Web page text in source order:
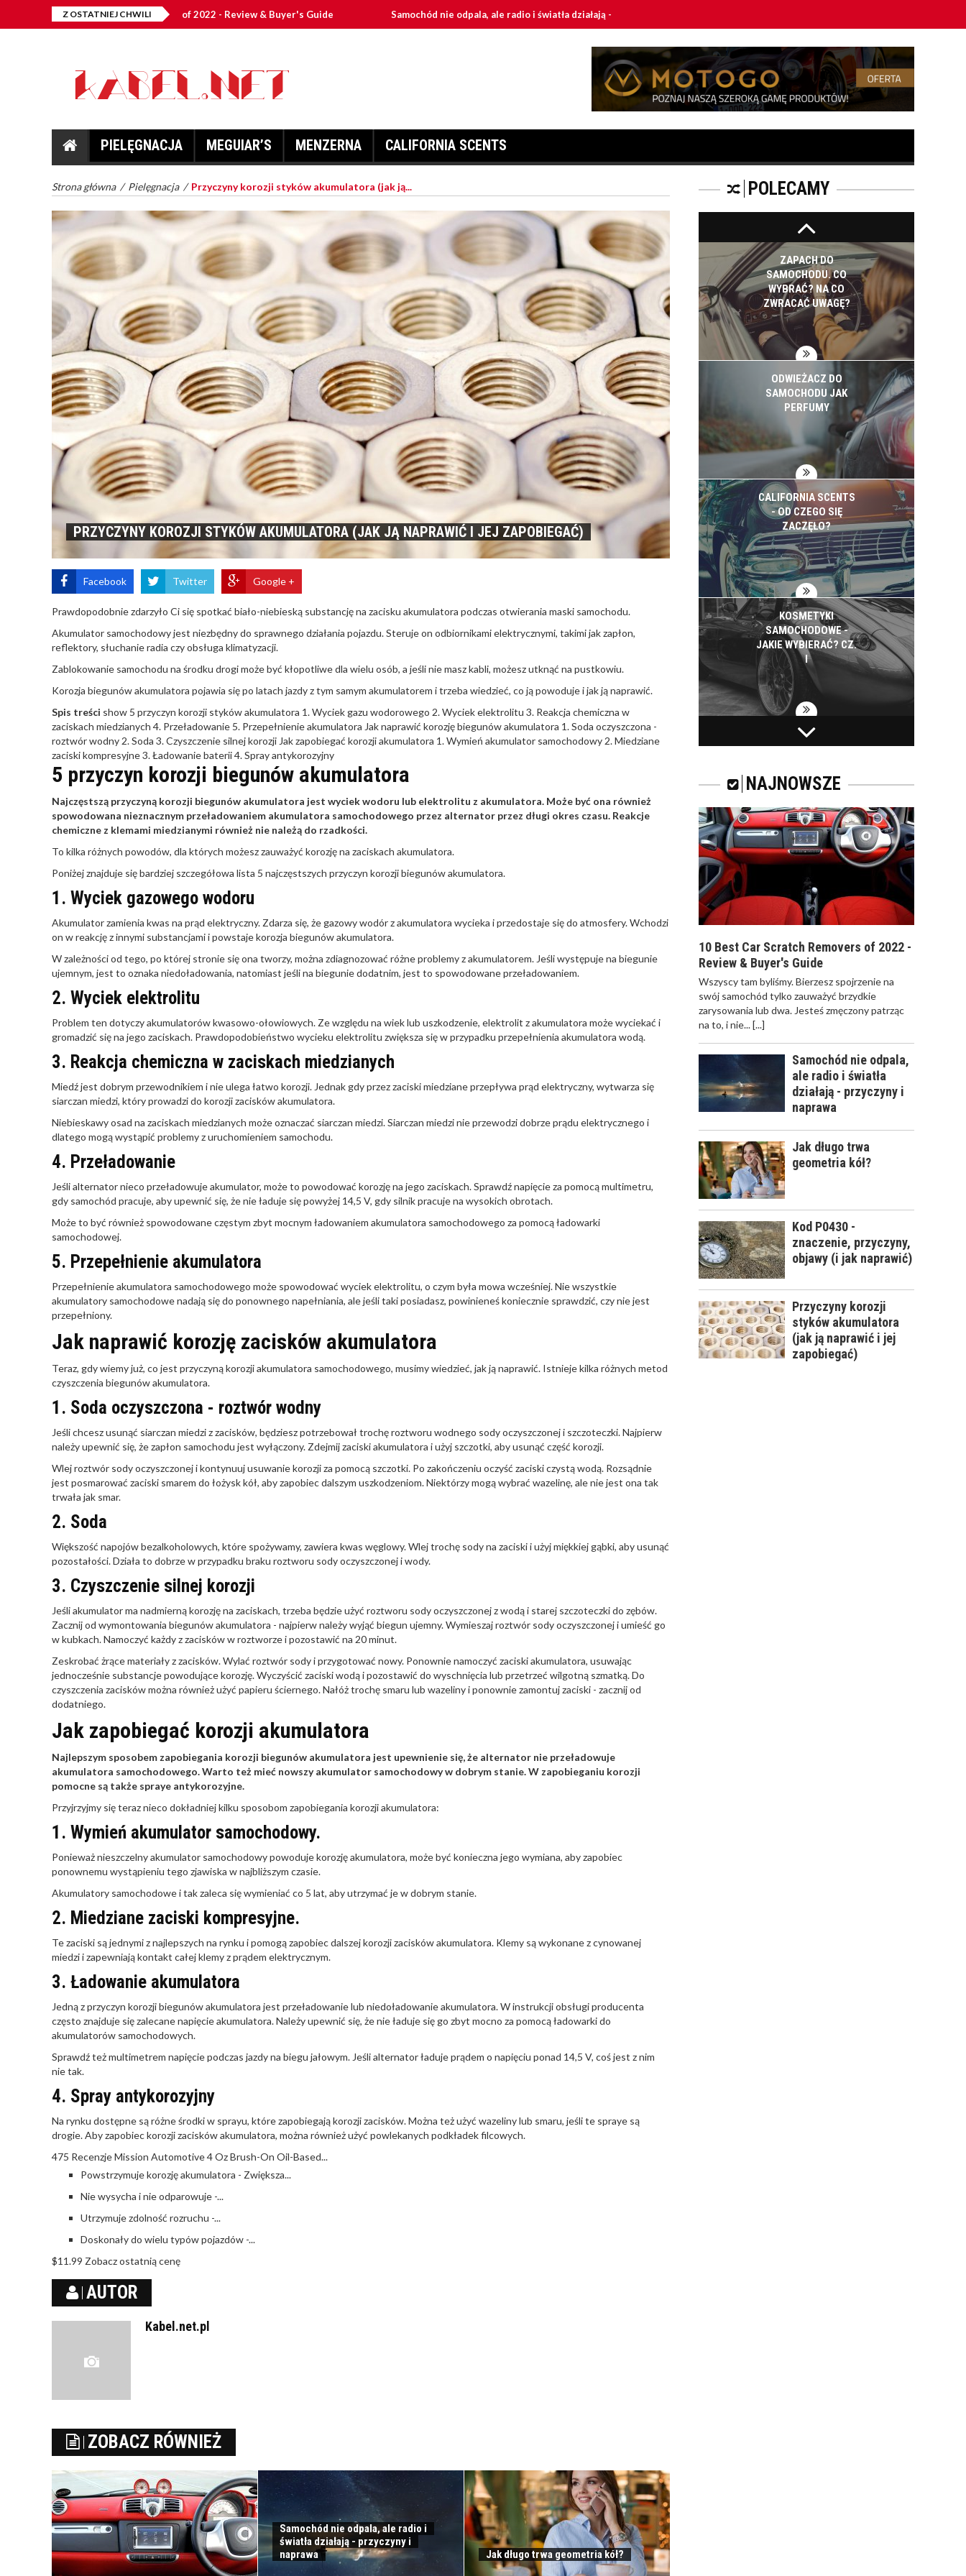
Z OSTATNIEJ CHWILI
Car Scratch Removers of 2022 - Review & Buyer's Guide Samochód nie odpala, ale radio i światła działają - przyczyny i naprawa
PIELĘGNACJA MEGUIAR’S MENZERNA CALIFORNIA SCENTS
Strona główna / Pielęgnacja / Przyczyny korozji styków akumulatora (jak ją...
PRZYCZYNY KOROZJI STYKÓW AKUMULATORA (JAK JĄ NAPRAWIĆ I JEJ ZAPOBIEGAĆ)
Facebook Twitter Google +
Prawdopodobnie zdarzyło Ci się spotkać biało-niebieską substancję na zacisku akumulatora podczas otwierania maski samochodu.
Akumulator samochodowy jest niezbędny do sprawnego działania pojazdu. Steruje on odbiornikami elektrycznymi, takimi jak zapłon,
reflektory, słuchanie radia czy obsługa klimatyzacji.
Zablokowanie samochodu na środku drogi może być kłopotliwe dla wielu osób, a jeśli nie masz kabli, możesz utknąć na pustkowiu.
Korozja biegunów akumulatora pojawia się po latach jazdy z tym samym akumulatorem i trzeba wiedzieć, co ją powoduje i jak ją naprawić.
Spis treści show 5 przyczyn korozji styków akumulatora 1. Wyciek gazu wodorowego 2. Wyciek elektrolitu 3. Reakcja chemiczna w
zaciskach miedzianych 4. Przeładowanie 5. Przepełnienie akumulatora Jak naprawić korozję biegunów akumulatora 1. Soda oczyszczona -
roztwór wodny 2. Soda 3. Czyszczenie silnej korozji Jak zapobiegać korozji akumulatora 1. Wymień akumulator samochodowy 2. Miedziane
zaciski kompresyjne3. Ładowanie baterii4. Spray antykorozyjny
5 przyczyn korozji biegunów akumulatora
Najczęstszą przyczyną korozji biegunów akumulatora jest wyciek wodoru lub elektrolitu z akumulatora. Może być ona również
spowodowana nieznacznym przeładowaniem akumulatora samochodowego przez alternator przez długi okres czasu. Reakcje
chemiczne z klemami miedzianymi również nie należą do rzadkości.
To kilka różnych powodów, dla których możesz zauważyć korozję na zaciskach akumulatora.
Poniżej znajduje się bardziej szczegółowa lista 5 najczęstszych przyczyn korozji biegunów akumulatora.
1. Wyciek gazowego wodoru
Akumulator zamienia kwas na prąd elektryczny. Zdarza się, że gazowy wodór z akumulatora wycieka i przedostaje się do atmosfery. Wchodzi
on w reakcję z innymi substancjami i powstaje korozja biegunów akumulatora.
W zależności od tego, po której stronie się ona tworzy, można zdiagnozować różne problemy z akumulatorem. Jeśli występuje na biegunie
ujemnym, jest to oznaka niedoładowania, natomiast jeśli na biegunie dodatnim, jest to spowodowane przeładowaniem.
2. Wyciek elektrolitu
Problem ten dotyczy akumulatorów kwasowo-ołowiowych. Ze względu na wiek lub uszkodzenie, elektrolit z akumulatora może wyciekać i
gromadzić się na jego zaciskach. Prawdopodobieństwo wycieku elektrolitu zwiększa się w przypadku przepełnienia akumulatora wodą.
3. Reakcja chemiczna w zaciskach miedzianych
Miedź jest dobrym przewodnikiem i nie ulega łatwo korozji. Jednak gdy przez zaciski miedziane przepływa prąd elektryczny, wytwarza się
siarczan miedzi, który prowadzi do korozji zacisków akumulatora.
Niebieskawy osad na zaciskach miedzianych może oznaczać siarczan miedzi. Siarczan miedzi nie przewodzi dobrze prądu elektrycznego i
dlatego mogą wystąpić problemy z uruchomieniem samochodu.
4. Przeładowanie
Jeśli alternator nieco przeładowuje akumulator, może to powodować korozję na jego zaciskach. Sprawdź napięcie za pomocą multimetru,
gdy samochód pracuje, aby upewnić się, że nie ładuje się powyżej 14,5 V, gdy silnik pracuje na wysokich obrotach.
Może to być również spowodowane częstym zbyt mocnym ładowaniem akumulatora samochodowego za pomocą ładowarki
samochodowej.
5. Przepełnienie akumulatora
Przepełnienie akumulatora samochodowego może spowodować wyciek elektrolitu, o czym była mowa wcześniej. Nie wszystkie
akumulatory samochodowe nadają się do ponownego napełniania, ale jeśli taki posiadasz, powinieneś koniecznie sprawdzić, czy nie jest
przepełniony.
Jak naprawić korozję zacisków akumulatora
Teraz, gdy wiemy już, co jest przyczyną korozji akumulatora samochodowego, musimy wiedzieć, jak ją naprawić. Istnieje kilka różnych metod
czyszczenia biegunów akumulatora.
1. Soda oczyszczona - roztwór wodny
Jeśli chcesz usunąć siarczan miedzi z zacisków, będziesz potrzebował trochę roztworu wodnego sody oczyszczonej i szczoteczki. Najpierw
należy upewnić się, że zapłon samochodu jest wyłączony. Zdejmij zaciski akumulatora i użyj szczotki, aby usunąć część korozji.
Wlej roztwór sody oczyszczonej i kontynuuj usuwanie korozji za pomocą szczotki. Po zakończeniu oczyść zaciski czystą wodą. Rozsądnie
jest posmarować zaciski smarem do łożysk kół, aby zapobiec dalszym uszkodzeniom. Niektórzy mogą wybrać wazelinę, ale nie jest ona tak
trwała jak smar.
2. Soda
Większość napojów bezalkoholowych, które spożywamy, zawiera kwas węglowy. Wlej trochę sody na zaciski i użyj miękkiej gąbki, aby usunąć
pozostałości. Działa to dobrze w przypadku braku roztworu sody oczyszczonej i wody.
3. Czyszczenie silnej korozji
Jeśli akumulator ma nadmierną korozję na zaciskach, trzeba będzie użyć roztworu sody oczyszczonej z wodą i starej szczoteczki do zębów.
Zacznij od wymontowania biegunów akumulatora - najpierw należy wyjąć biegun ujemny. Wymieszaj roztwór sody oczyszczonej i umieść go
w kubkach. Namoczyć każdy z zacisków w roztworze i pozostawić na 20 minut.
Zeskrobać żrące materiały z zacisków. Wylać roztwór sody i przygotować nowy. Ponownie namoczyć zaciski akumulatora, usuwając
jednocześnie substancje powodujące korozję. Wyczyścić zaciski wodą i pozostawić do wyschnięcia lub przetrzeć wilgotną szmatką. Do
czyszczenia zacisków można również użyć papieru ściernego. Nałóż trochę smaru lub wazeliny i ponownie zamontuj zaciski - zacznij od
dodatniego.
Jak zapobiegać korozji akumulatora
Najlepszym sposobem zapobiegania korozji biegunów akumulatora jest upewnienie się, że alternator nie przeładowuje
akumulatora samochodowego. Warto też mieć nowszy akumulator samochodowy w dobrym stanie. W zapobieganiu korozji
pomocne są także spraye antykorozyjne.
Przyjrzyjmy się teraz nieco dokładniej kilku sposobom zapobiegania korozji akumulatora:
1. Wymień akumulator samochodowy.
Ponieważ nieszczelny akumulator samochodowy powoduje korozję akumulatora, może być konieczna jego wymiana, aby zapobiec
ponownemu wystąpieniu tego zjawiska w najbliższym czasie.
Akumulatory samochodowe i tak zaleca się wymieniać co 5 lat, aby utrzymać je w dobrym stanie.
2. Miedziane zaciski kompresyjne.
Te zaciski są jednymi z najlepszych na rynku i pomogą zapobiec dalszej korozji zacisków akumulatora. Klemy są wykonane z cynowanej
miedzi i zapewniają kontakt całej klemy z prądem elektrycznym.
3. Ładowanie akumulatora
Jedną z przyczyn korozji biegunów akumulatora jest przeładowanie lub niedoładowanie akumulatora. W instrukcji obsługi producenta
często znajduje się zalecane napięcie akumulatora. Należy upewnić się, że nie ładuje się go zbyt mocno za pomocą ładowarki do
akumulatorów samochodowych.
Sprawdź też multimetrem napięcie podczas jazdy na biegu jałowym. Jeśli alternator ładuje prądem o napięciu ponad 14,5 V, coś jest z nim
nie tak.
4. Spray antykorozyjny
Na rynku dostępne są różne środki w sprayu, które zapobiegają korozji zacisków. Można też użyć wazeliny lub smaru, jeśli te spraye są
drogie. Aby zapobiec korozji zacisków akumulatora, można również użyć powlekanych podkładek filcowych.
475 Recenzje Mission Automotive 4 Oz Brush-On Oil-Based...
Powstrzymuje korozję akumulatora - Zwiększa...
Nie wysycha i nie odparowuje -...
Utrzymuje zdolność rozruchu -...
Doskonały do wielu typów pojazdów -...
$11.99 Zobacz ostatnią cenę
AUTOR
Kabel.net.pl
ZOBACZ RÓWNIEŻ
Samochód nie odpala, ale radio i
światła działają - przyczyny i
naprawa
Jak długo trwa geometria kół?
POLECAMY
JAKIE WYBIERAĆ? CZ.
I
ZAPACH DO
SAMOCHODU. CO
WYBRAĆ? NA CO
ZWRACAĆ UWAGĘ?
ODWIEŻACZ DO
SAMOCHODU JAK
PERFUMY
CALIFORNIA SCENTS
- OD CZEGO SIĘ
ZACZĘŁO?
KOSMETYKI
SAMOCHODOWE -
JAKIE WYBIERAĆ? CZ.
I
ZAPACH
SAMOCHODOWY -
ZAPACH DO
SAMOCHODU. CO
WYBRAĆ? NA CO
ZWRACAĆ UWAGĘ?
ODWIEŻACZ DO
SAMOCHODU JAK
PERFUMY
CALIFORNIA SCENTS
- OD CZEGO SIĘ
ZACZĘŁO?
KOSMETYKI
SAMOCHODOWE -
JAKIE WYBIERAĆ? CZ.
I
NAJNOWSZE
10 Best Car Scratch Removers of 2022 -
Review & Buyer's Guide
Wszyscy tam byliśmy. Bierzesz spojrzenie na
swój samochód tylko zauważyć brzydkie
zarysowania lub dwa. Jesteś zmęczony patrząc
na to, i nie...[...]
Samochód nie odpala,
ale radio i światła
działają - przyczyny i
naprawa
Jak długo trwa
geometria kół?
Kod P0430 -
znaczenie, przyczyny,
objawy (i jak naprawić)
Przyczyny korozji
styków akumulatora
(jak ją naprawić i jej
zapobiegać)